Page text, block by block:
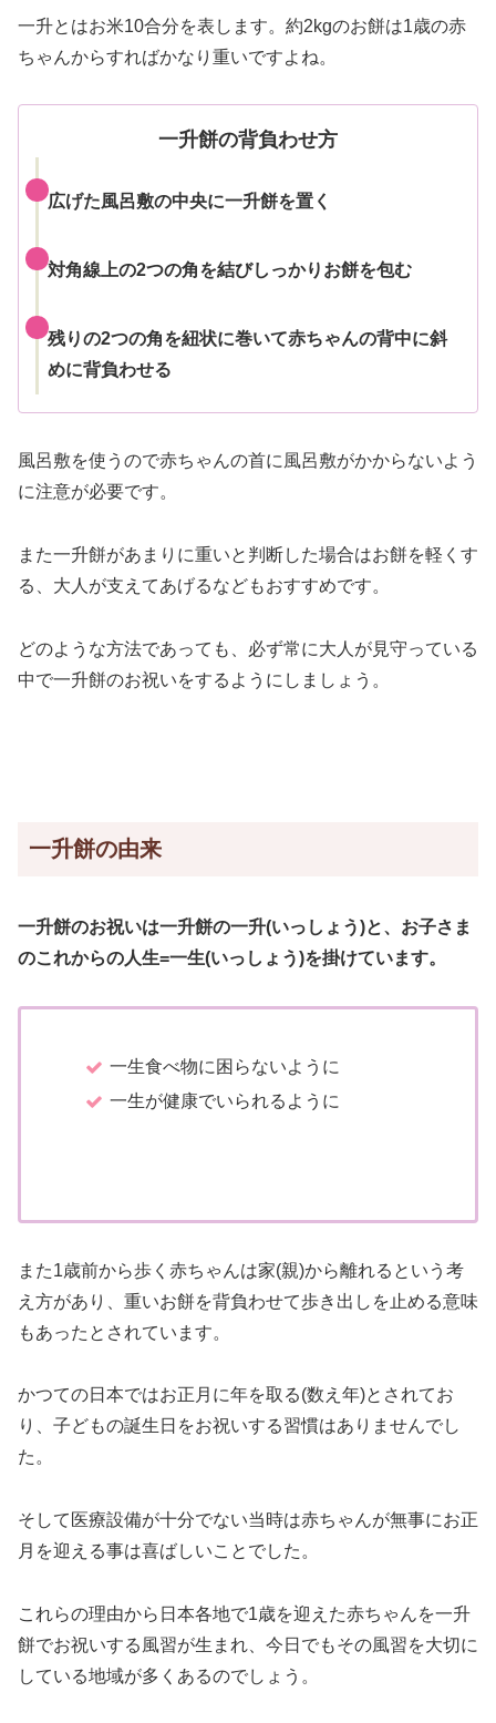
一升とはお米10合分を表します。約2kgのお餅は1歳の赤
ちゃんからすればかなり重いですよね。
一升餅の背負わせ方
広げた風呂敷の中央に一升餅を置く
対角線上の2つの角を結びしっかりお餅を包む
残りの2つの角を紐状に巻いて赤ちゃんの背中に斜
めに背負わせる
風呂敷を使うので赤ちゃんの首に風呂敷がかからないよう
に注意が必要です。
また一升餅があまりに重いと判断した場合はお餅を軽くす
る、大人が支えてあげるなどもおすすめです。
どのような方法であっても、必ず常に大人が見守っている
中で一升餅のお祝いをするようにしましょう。
一升餅の由来
一升餅のお祝いは一升餅の一升(いっしょう)と、お子さま
のこれからの人生=一生(いっしょう)を掛けています。
一生食べ物に困らないように
一生が健康でいられるように
また1歳前から歩く赤ちゃんは家(親)から離れるという考
え方があり、重いお餅を背負わせて歩き出しを止める意味
もあったとされています。
かつての日本ではお正月に年を取る(数え年)とされてお
り、子どもの誕生日をお祝いする習慣はありませんでし
た。
そして医療設備が十分でない当時は赤ちゃんが無事にお正
月を迎える事は喜ばしいことでした。
これらの理由から日本各地で1歳を迎えた赤ちゃんを一升
餅でお祝いする風習が生まれ、今日でもその風習を大切に
している地域が多くあるのでしょう。